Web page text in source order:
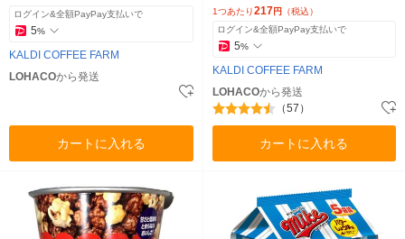
ログイン&全額PayPay支払いで
5%
KALDI COFFEE FARM
LOHACOから発送
カートに入れる
1つあたり217 円 （税込）
ログイン&全額PayPay支払いで
5%
KALDI COFFEE FARM
LOHACOから発送
（57）
カートに入れる